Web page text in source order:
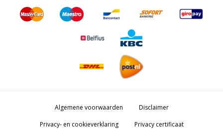
Algemene voorwaarden
Disclaimer
Privacy- en cookieverklaring
Privacy certificaat